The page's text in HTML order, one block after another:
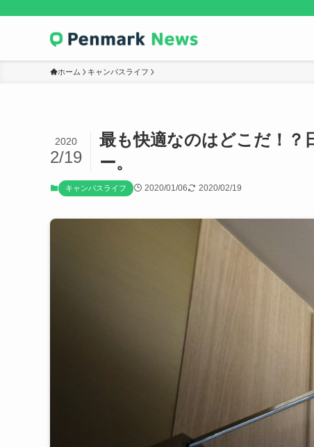
ホーム キャンパスライフ
最も快適なのはどこだ！？
ー。
2020
2/19
キャンパスライフ 2020/01/06 2020/02/19